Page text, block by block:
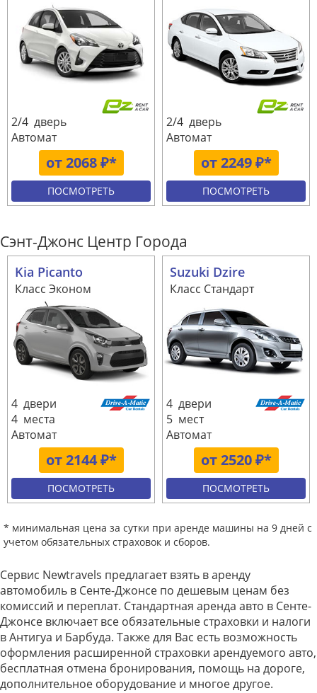
от 2068 ₽*
2/4 дверь
Автомат
ПОСМОТРЕТЬ
от 2249 ₽*
2/4 дверь
Автомат
ПОСМОТРЕТЬ
Сэнт-Джонс Центр Города
Kia Picanto
Класс Эконом
от 2144 ₽*
4 двери
4 места
Автомат
ПОСМОТРЕТЬ
Suzuki Dzire
Класс Стандарт
от 2520 ₽*
4 двери
5 мест
Автомат
ПОСМОТРЕТЬ
* минимальная цена за сутки при аренде машины на 9 дней с
учетом обязательных страховок и сборов.
Сервис Newtravels предлагает взять в аренду
автомобиль в Сенте-Джонсе по дешевым ценам без
комиссий и переплат. Стандартная аренда авто в Сенте-
Джонсе включает все обязательные страховки и налоги
в Антигуа и Барбуда. Также для Вас есть возможность
оформления расширенной страховки арендуемого авто,
бесплатная отмена бронирования, помощь на дороге,
дополнительное оборудование и многое другое.